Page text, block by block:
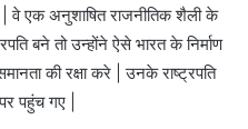
| वे एक अनुशाषित राजनीतिक शैली के
बने तो उन्होंने ऐसे भारत के निर्माण
की रक्षा करे | उनके राष्ट्रपति
पहुंच गए |